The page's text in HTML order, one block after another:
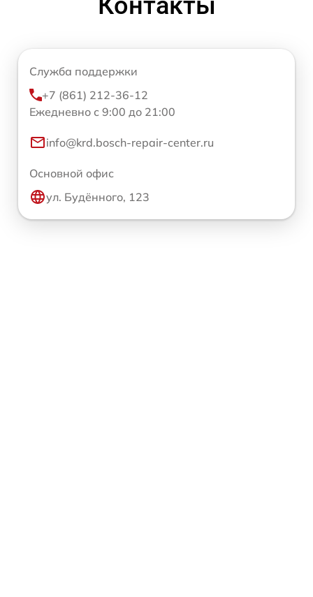
Служба поддержки
+7 (861) 212-36-12
Ежедневно с 9:00 до 21:00
info@krd.bosch-repair-center.ru
Основной офис
ул. Будённого, 123